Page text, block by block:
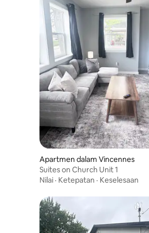
Apartmen dalam Vincennes
Suites on Church Unit 1
Nilai · Ketepatan · Keselesaan